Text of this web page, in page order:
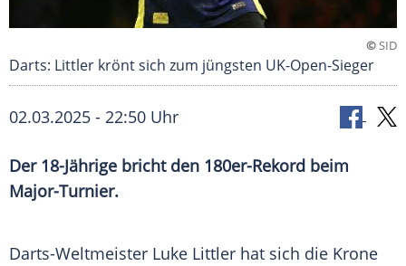
©SID
Darts: Littler krönt sich zum jüngsten UK-Open-Sieger
02.03.2025 - 22:50 Uhr
Der 18-Jährige bricht den 180er-Rekord beim
Major-Turnier.
Darts-Weltmeister Luke Littler hat sich die Krone